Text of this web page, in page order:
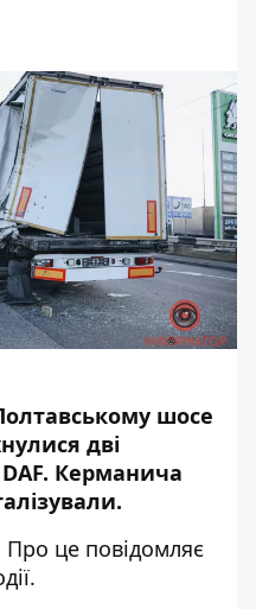
шосе
дві
Керманича
Про це повідомляє